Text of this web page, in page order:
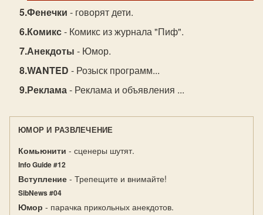
Фенечки - говорят дети.
Комикс- Комикс из журнала "Пиф".
Анекдоты - Юмор.
WANTED - Розыск программ...
Реклама- Реклама и объявления ...
ЮМОР И РАЗВЛЕЧЕНИЕ
Комьюнити - сценеры шутят.
Info Guide #12
Вступление - Трепещите и внимайте!
SibNews #04
Юмор - парачка прикольных анекдотов.